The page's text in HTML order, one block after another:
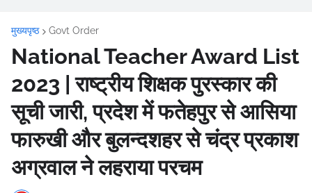
मुख्यपृष्ठ Govt Order
National Teacher Award List
2023 | राष्ट्रीय शिक्षक पुरस्कार की
सूची जारी, प्रदेश में फतेहपुर से आसिया
फारुखी और बुलन्दशहर से चंद्र प्रकाश
अग्रवाल ने लहराया परचम